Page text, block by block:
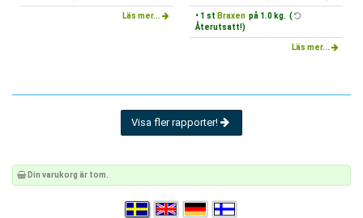
Läs mer... • 1 st Braxen på 1.0 kg. (
Återutsatt!)
Läs mer...
Visa fler rapporter!
Din varukorg är tom.